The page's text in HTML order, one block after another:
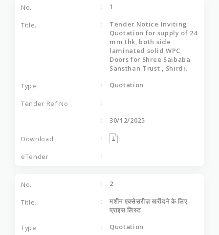
1
Tender Notice Inviting
Quotation for supply of 24
mm thk, both side
laminated solid WPC
Doors for Shree Saibaba
Sansthan Trust , Shirdi.
Quotation
30/12/2025
2
मशीन एक्सेसरीज़ खरीदने के लिए
प्राइस लिस्ट
Quotation